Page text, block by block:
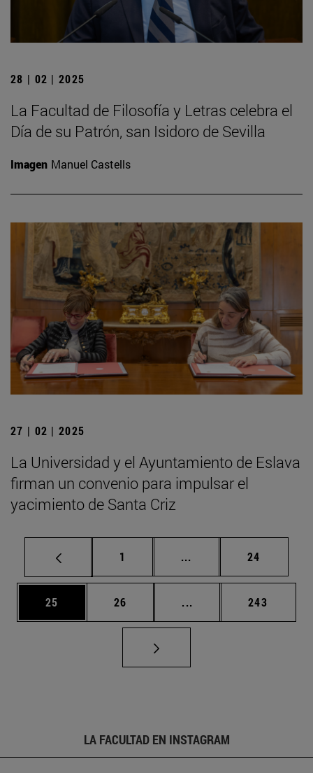
28 | 02 | 2025
La Facultad de Filosofía y Letras celebra el
Día de su Patrón, san Isidoro de Sevilla
Imagen Manuel Castells
27 | 02 | 2025
La Universidad y el Ayuntamiento de Eslava
firman un convenio para impulsar el
yacimiento de Santa Criz
Página
1 ... Páginas intermedias
Página
24
Página
25 Página
26 ... Páginas intermedias
Página
243
LA FACULTAD EN INSTAGRAM